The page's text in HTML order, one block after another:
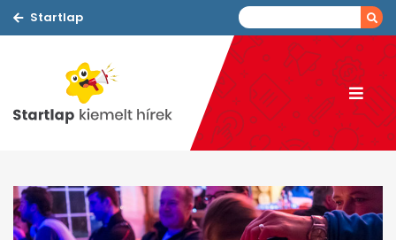
Startlap